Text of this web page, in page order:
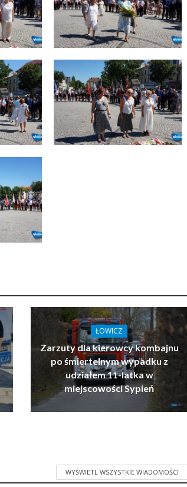
ŁOWICZ
Zarzuty dla kierowcy kombajnu
po śmiertelnym wypadku z
udziałem 11-latka w
miejscowości Sypień
WYŚWIETL WSZYSTKIE WIADOMOŚCI